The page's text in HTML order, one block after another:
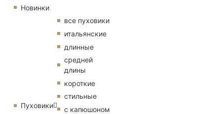
Новинки
Пуховики
все пуховики
итальянские
длинные
средней
длины
короткие
стильные
с капюшоном